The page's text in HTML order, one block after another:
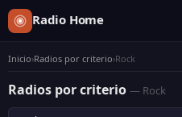
Radio Home
Inicio›Radios por criterio›Rock
Radios por criterio — Rock